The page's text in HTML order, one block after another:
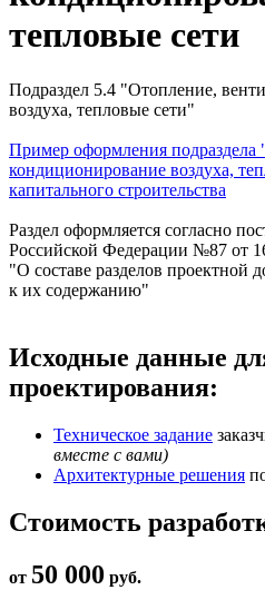
тепловые сети
Подраздел 5.4 "Отопление,
воздуха, тепловые сети"
Пример оформления подраздела
кондиционирование воздуха,
капитального строительства
Раздел оформляется согласно
Российской Федерации №87 от
"О составе разделов проектной
к их содержанию"
Исходные данные
проектирования:
Техническое задание
вместе с вами)
Архитектурные решения
Стоимость
от 50 000 руб.